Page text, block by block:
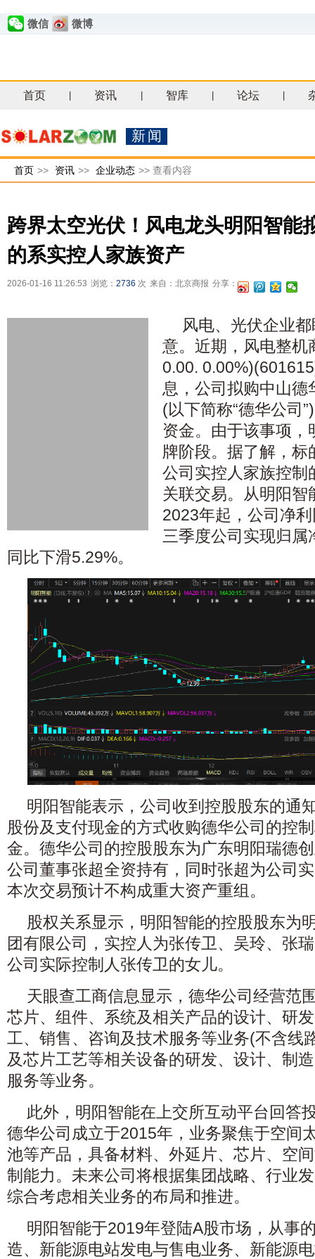
微信 微博
首页 资讯 智库 论坛
新闻
首页 >> 资讯 >> 企业动态 >> 查看内容
跨界太空光伏！风电龙头明阳智能
的系实控人家族资产
2026-01-16 11:26:53 浏览： 2736 次 来自：北京商报 分享：
风电、光伏企业
意。近期，风电整机
0.00.
息，公司拟购中山德
(以下简称“德华公司
资金。由于该事项，
牌阶段。据了解，标
公司实控人家族控制
关联交易。从明阳
2023年起，公司净
三季度公司实现归
同比下滑5.29%。
明阳智能表示，公司收到控股股东的通
股份及支付现金的方式收购德华公司的控
金。德华公司的控股股东为广东明阳瑞德
公司董事张超全资持有，同时张超为公司
本次交易预计不构成重大资产重组。
股权关系显示，明阳智能的控股股东为
团有限公司，实控人为张传卫、吴玲、张
公司实际控制人张传卫的女儿。
天眼查工商信息显示，德华公司经营范
芯片、组件、系统及相关产品的设计、研
工、销售、咨询及技术服务等业务(不含线
及芯片工艺等相关设备的研发、设计、制
服务等业务。
此外，明阳智能在上交所互动平台回答
德华公司成立于2015年，业务聚焦于空间
池等产品，具备材料、外延片、芯片、空
制能力。未来公司将根据集团战略、行业
综合考虑相关业务的布局和推进。
明阳智能于2019年登陆A股市场，从事
造、新能源电站发电与售电业务、新能源